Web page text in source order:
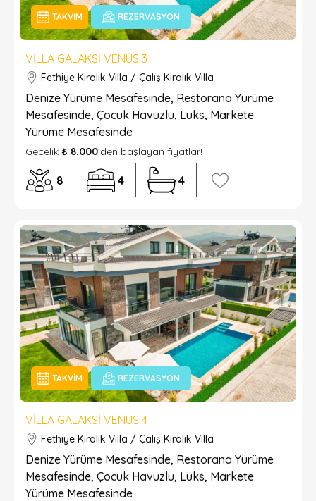
TAKVIM REZERVASYON
VILLA GALAKSI VENÜS 3
Fethiye Kiralık Villa / Çalış Kiralık Villa
Denize Yürüme Mesafesinde, Restorana Yürüme
Mesafesinde, Çocuk Havuzlu, Lüks, Markete
Yürüme Mesafesinde
Gecelik ₺ 8.000’den başlayan fiyatlar!
8 4 4
TAKVIM REZERVASYON
VILLA GALAKSI VENÜS 4
Fethiye Kiralık Villa / Çalış Kiralık Villa
Denize Yürüme Mesafesinde, Restorana Yürüme
Mesafesinde, Çocuk Havuzlu, Lüks, Markete
Yürüme Mesafesinde